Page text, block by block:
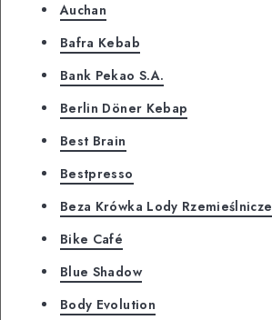
Auchan
Bafra Kebab
Bank Pekao S.A.
Berlin Döner Kebap
Best Brain
Bestpresso
Beza Krówka Lody Rzemieślnicze
Bike Café
Blue Shadow
Body Evolution